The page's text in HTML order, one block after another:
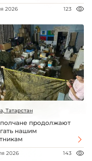
2026 123
Татарстан
продолжают
нашим
2026 143